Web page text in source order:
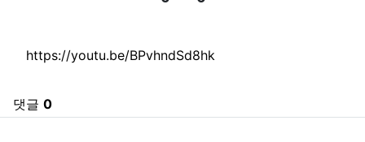
관련자료
https://youtu.be/BPvhndSd8hk
댓글 0